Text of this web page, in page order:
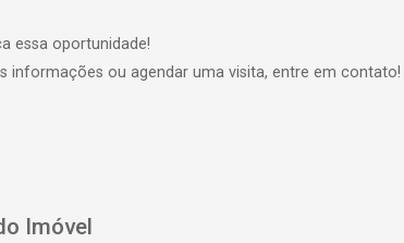
essa oportunidade!
informações ou agendar uma visita, entre em contato!
Imóvel